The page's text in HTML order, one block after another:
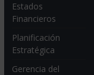
Estados
Financieros
Planificación
Estratégica
Gerencia del